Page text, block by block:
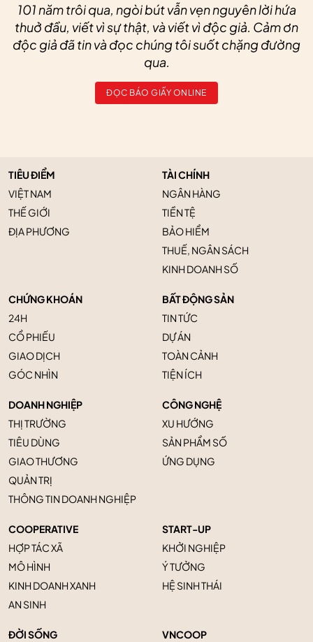
101 năm trôi qua, ngòi bút vẫn vẹn nguyên lời hứa
thuở đầu, viết vì sự thật, và viết vì độc giả. Cảm ơn
độc giả đã tin và đọc chúng tôi suốt chặng đường
qua.
ĐỌC BÁO GIẤY ONLINE
TIÊU ĐIỂM
VIỆT NAM
THẾ GIỚI
ĐỊA PHƯƠNG
TÀI CHÍNH
NGÂN HÀNG
TIỀN TỆ
BẢO HIỂM
THUẾ, NGÂN SÁCH
KINH DOANH SỐ
CHỨNG KHOÁN
24H
CỔ PHIẾU
GIAO DỊCH
GÓC NHÌN
BẤT ĐỘNG SẢN
TIN TỨC
DỰ ÁN
TOÀN CẢNH
TIỆN ÍCH
DOANH NGHIỆP
THỊ TRƯỜNG
TIÊU DÙNG
GIAO THƯƠNG
QUẢN TRỊ
THÔNG TIN DOANH NGHIỆP
CÔNG NGHỆ
XU HƯỚNG
SẢN PHẨM SỐ
ỨNG DỤNG
COOPERATIVE
HỢP TÁC XÃ
MÔ HÌNH
KINH DOANH XANH
AN SINH
START-UP
KHỞI NGHIỆP
Ý TƯỞNG
HỆ SINH THÁI
ĐỜI SỐNG
VNCOOP